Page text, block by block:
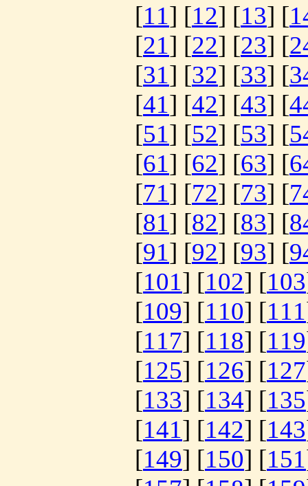
[11] [12] [13] [
[21] [22] [23] [
[31] [32] [33] [
[41] [42] [43] [
[51] [52] [53] [
[61] [62] [63] [
[71] [72] [73] [
[81] [82] [83] [
[91] [92] [93] [
[101] [102] [103
[109] [110] [111
[117] [118] [119
[125] [126] [127
[133] [134] [135
[141] [142] [143
[149] [150] [151